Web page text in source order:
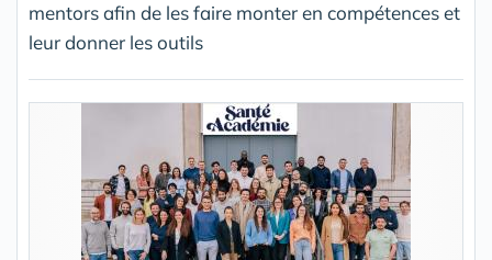
mentors afin de les faire monter en compétences et
leur donner les outils